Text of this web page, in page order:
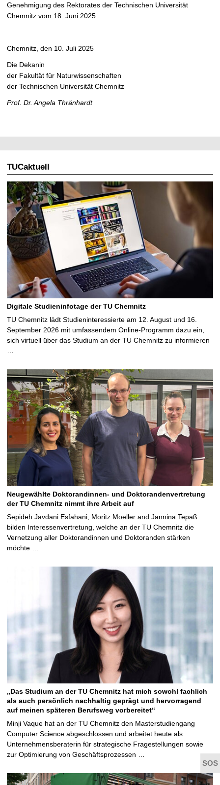
Genehmigung des Rektorates der Technischen Universität
Chemnitz vom 18. Juni 2025.
Chemnitz, den 10. Juli 2025
Die Dekanin
der Fakultät für Naturwissenschaften
der Technischen Universität Chemnitz
Prof. Dr. Angela Thränhardt
TUCaktuell
Digitale Studieninfotage der TU Chemnitz
TU Chemnitz lädt Studieninteressierte am 12. August und 16.
September 2026 mit umfassendem Online-Programm dazu ein,
sich virtuell über das Studium an der TU Chemnitz zu informieren
Neugewählte Doktorandinnen- und Doktorandenvertretung
der TU Chemnitz nimmt ihre Arbeit auf
Sepideh Javdani Esfahani, Moritz Moeller and Jannina Tepaß
bilden Interessenvertretung, welche an der TU Chemnitz die
Vernetzung aller Doktorandinnen und Doktoranden stärken
möchte …
„Das Studium an der TU Chemnitz hat mich sowohl fachlich
als auch persönlich nachhaltig geprägt und hervorragend
auf meinen späteren Berufsweg vorbereitet“
Minji Vaque hat an der TU Chemnitz den Masterstudiengang
Computer Science abgeschlossen und arbeitet heute als
Unternehmensberaterin für strategische Fragestellungen sowie
zur Optimierung von Geschäftsprozessen …